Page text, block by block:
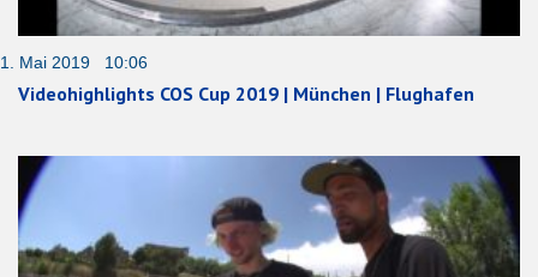
1. Mai 2019 10:06
Videohighlights COS Cup 2019 | München | Flughafen